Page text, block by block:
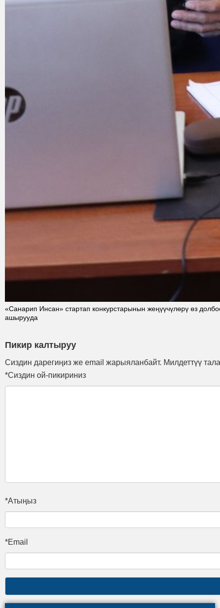
«Санарип Инсан» стартап конкурстарынын жеңүүчүлөрү өз
ашырууда
Пикир калтыруу
Сиздин дарегиңиз же email жарыяланбайт. Милдеттүү
*Сиздин ой-пикириниз
*Атыңыз
*Email